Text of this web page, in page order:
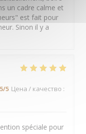
un cadre calme et
est fait pour
Sinon il y a
5/5 Цена / качество :
spéciale pour